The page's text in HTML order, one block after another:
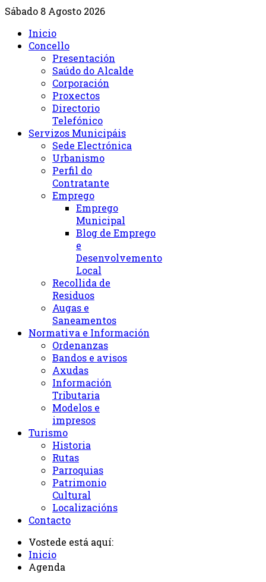
Sábado 8 Agosto 2026
Inicio
Concello
Presentación
Saúdo do Alcalde
Corporación
Proxectos
Directorio
Telefónico
Servizos Municipáis
Sede Electrónica
Urbanismo
Perfil do
Contratante
Emprego
Emprego
Municipal
Blog de Emprego
e
Desenvolvemento
Local
Recollida de
Residuos
Augas e
Saneamentos
Normativa e Información
Ordenanzas
Bandos e avisos
Axudas
Información
Tributaria
Modelos e
impresos
Turismo
Historia
Rutas
Parroquias
Patrimonio
Cultural
Localizacións
Contacto
Vostede está aquí:
Inicio
Agenda